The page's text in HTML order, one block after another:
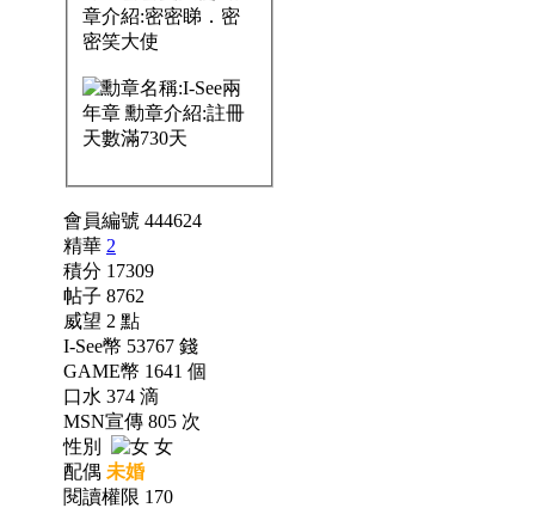
會員編號 444624
精華 2
積分 17309
帖子 8762
威望 2 點
I-See幣 53767 錢
GAME幣 1641 個
口水 374 滴
MSN宣傳 805 次
性別
女
配偶 未婚
閱讀權限 170